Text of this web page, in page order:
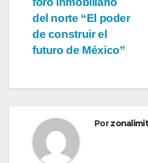
del norte “El poder
de construir el
futuro de México”
Por